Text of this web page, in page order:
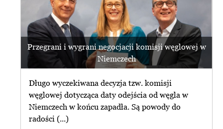
Przegrani i wygrani negocjacji komisji węglowej w
Niemczech
Długo wyczekiwana decyzja tzw. komisji
węglowej dotycząca daty odejścia od węgla w
Niemczech w końcu zapadła. Są powody do
radości (...)